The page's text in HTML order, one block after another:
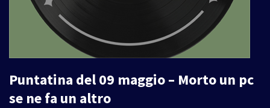
Puntatina del 09 maggio – Morto un pc
se ne fa un altro